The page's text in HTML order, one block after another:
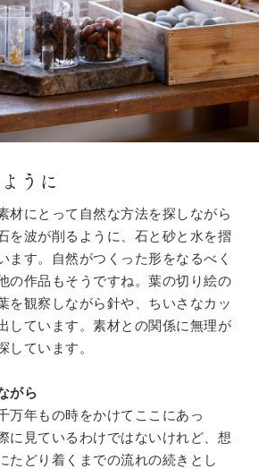
うに
材にとって自然な方法を探しながら
を波が削るように、石と砂と水を摺
ます。自然がつくった形をなるべく
作品もそうですね。葉の切り絵の
を観察しながら針や、ちいさなカッ
しています。素材との関係に無理が
しています。
がら
万年もの時をかけてここにあっ
見ているわけではないけれど、想
たどり着くまでの流れの続きとし